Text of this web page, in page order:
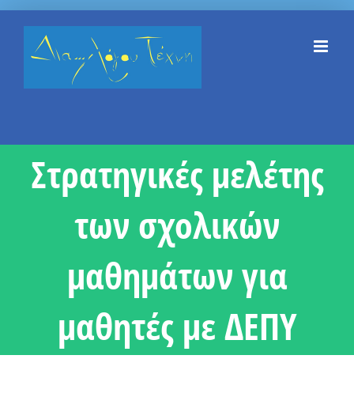
Skip
Στρατηγικές μελέτης
των σχολικών
μαθημάτων για
μαθητές με ΔΕΠΥ